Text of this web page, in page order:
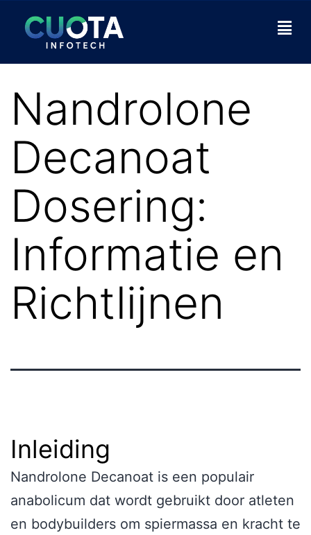
Nandrolone
Decanoat
Dosering:
Informatie en
Richtlijnen
Inleiding
Nandrolone Decanoat is een populair
anabolicum dat wordt gebruikt door atleten
en bodybuilders om spiermassa en kracht te